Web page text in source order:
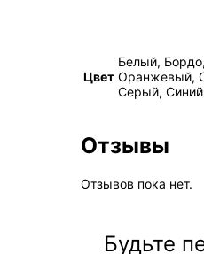
Цвет
Белый,
Оранжевый,
Серый, Синий
Отзывы
Отзывов пока нет.
Будьте